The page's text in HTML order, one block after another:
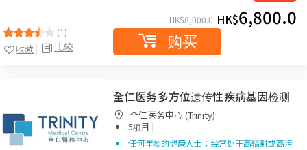
(1)
比较
收藏
HK$8,000.0 HK$6,800.0
购买
全仁医务多方位遗传性疾病基因检测
全仁医务中心 (Trinity)
5项目 |
任何年龄的健康人士；经常处于高辐射或高污